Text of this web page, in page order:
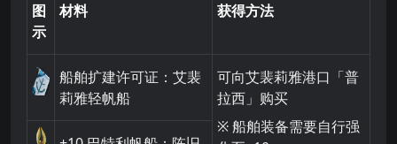
图
示
材料 获得方法
船舶扩建许可证：艾裴
莉雅轻帆船
可向艾裴莉雅港口「普
拉西」购买
※ 船舶装备需要自行强